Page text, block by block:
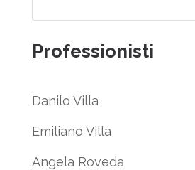
Professionisti
Danilo Villa
Emiliano Villa
Angela Roveda